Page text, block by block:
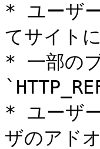
* ユーザ
てサイト
* 一部の
* ユーザ
ザのアド